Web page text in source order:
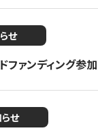
せ
ファンディング参
せ